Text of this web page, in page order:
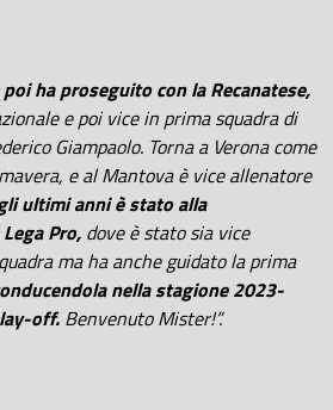
ha proseguito con la Recanatese,
e poi vice in prima squadra di
Giampaolo. Torna a Verona come
e al Mantova è vice allenatore
ultimi anni è stato alla
Pro, dove è stato sia vice
ma ha anche guidato la prima
nella stagione 2023-
off. Benvenuto Mister!”.